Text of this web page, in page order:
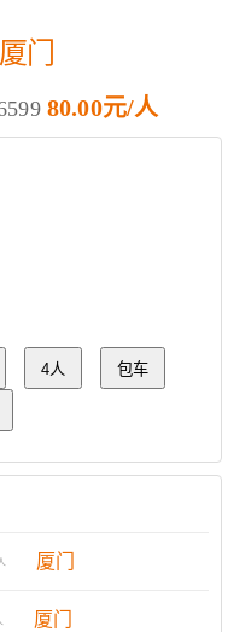
门
80.00元/人
4人 包车
厦门
厦门